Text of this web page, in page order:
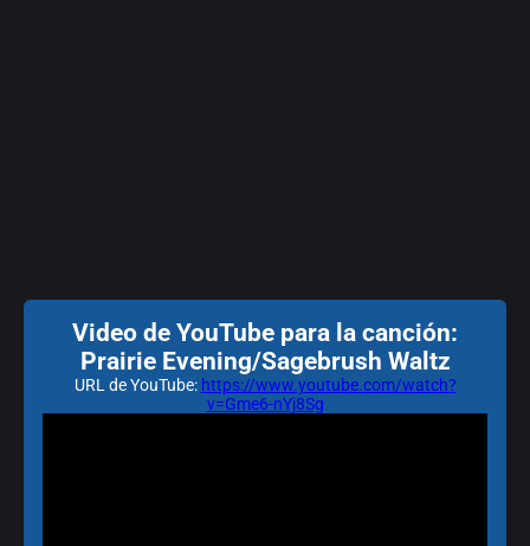
Video de YouTube para la canción:
Prairie Evening/Sagebrush Waltz
URL de YouTube: https://www.youtube.com/watch?
v=Gme6-nYj8Sg